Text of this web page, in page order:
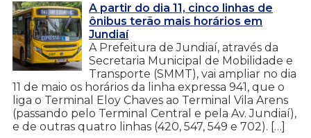
A partir do dia 11, cinco linhas de
ônibus terão mais horários em
Jundiaí
A Prefeitura de Jundiaí, através da
Secretaria Municipal de Mobilidade e
Transporte (SMMT), vai ampliar no dia
11 de maio os horários da linha expressa 941, que o
liga o Terminal Eloy Chaves ao Terminal Vila Arens
(passando pelo Terminal Central e pela Av. Jundiaí),
e de outras quatro linhas (420, 547, 549 e 702). […]